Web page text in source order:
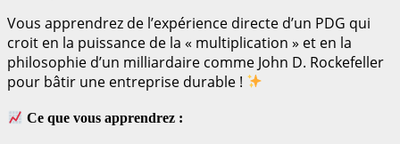
Vous apprendrez de l’expérience directe d’un PDG qui
croit en la puissance de la « multiplication » et en la
philosophie d’un milliardaire comme John D. Rockefeller
pour bâtir une entreprise durable !
Ce que vous apprendrez :